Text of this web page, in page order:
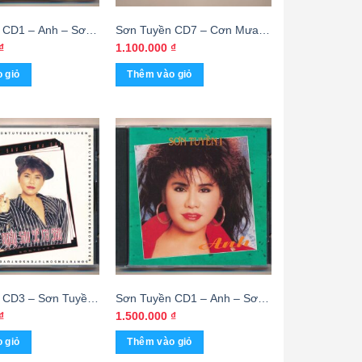
– Anh – Sơn
By Distronic)
giỏ
Sơn Tuyền CD7 – Cơn Mưa
Phùng (3G) – cái
1.100.000 ₫
Thêm vào giỏ
– Sơn Tuyền
Sau Sẽ Ra
Distronic)
giỏ
Sơn Tuyền CD1 – Anh – Sơn
Tuyền (Made By Distronic)
1.500.000 ₫
Thêm vào giỏ